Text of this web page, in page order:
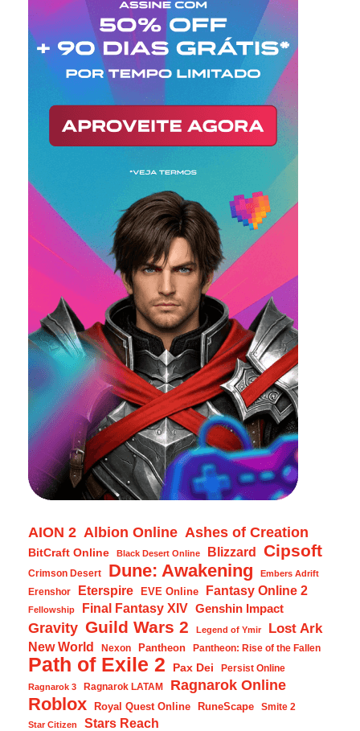
AION 2 Albion Online Ashes of Creation
BitCraft Online Black Desert Online Blizzard Cipsoft
Crimson Desert Dune: Awakening Embers Adrift
Erenshor Eterspire EVE Online Fantasy Online 2
Fellowship Final Fantasy XIV Genshin Impact
Gravity Guild Wars 2 Legend of Ymir Lost Ark
New World Nexon Pantheon Pantheon: Rise of the Fallen
Path of Exile 2 Pax Dei Persist Online
Ragnarok 3 Ragnarok LATAM Ragnarok Online
Roblox Royal Quest Online RuneScape Smite 2
Star Citizen Stars Reach